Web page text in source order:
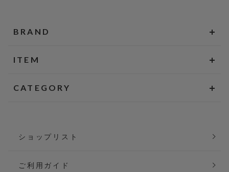
BRAND
ITEM
CATEGORY
ショップリスト
ご利用ガイド